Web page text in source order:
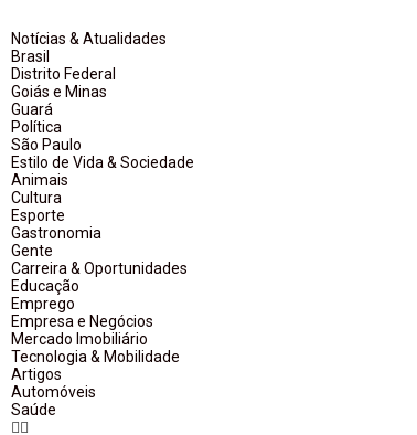
Notícias & Atualidades
Brasil
Distrito Federal
Goiás e Minas
Guará
Política
São Paulo
Estilo de Vida & Sociedade
Animais
Cultura
Esporte
Gastronomia
Gente
Carreira & Oportunidades
Educação
Emprego
Empresa e Negócios
Mercado Imobiliário
Tecnologia & Mobilidade
Artigos
Automóveis
Saúde